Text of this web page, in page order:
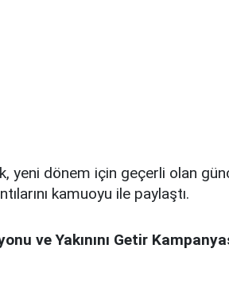
yeni dönem için geçerli olan
kamuoyu ile paylaştı.
ve Yakınını Getir